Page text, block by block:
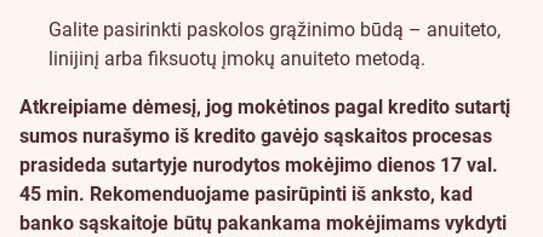
Galite pasirinkti paskolos grąžinimo būdą – anuiteto,
linijinį arba fiksuotų įmokų anuiteto metodą.
Atkreipiame dėmesį, jog mokėtinos pagal kredito sutartį
sumos nurašymo iš kredito gavėjo sąskaitos procesas
prasideda sutartyje nurodytos mokėjimo dienos 17 val.
45 min. Rekomenduojame pasirūpinti iš anksto, kad
banko sąskaitoje būtų pakankama mokėjimams vykdyti